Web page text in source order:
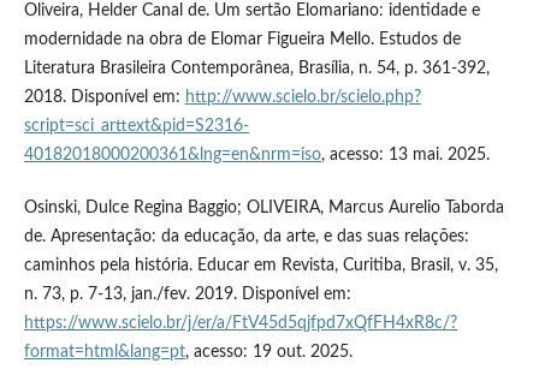
Oliveira, Helder Canal de. Um sertão Elomariano: identidade e
modernidade na obra de Elomar Figueira Mello. Estudos de
Literatura Brasileira Contemporânea, Brasília, n. 54, p. 361-392,
2018. Disponível em: http://www.scielo.br/scielo.php?
script=sci_arttext&pid=S2316-
40182018000200361&lng=en&nrm=iso, acesso: 13 mai. 2025.
Osinski, Dulce Regina Baggio; OLIVEIRA, Marcus Aurelio Taborda
de. Apresentação: da educação, da arte, e das suas relações:
caminhos pela história. Educar em Revista, Curitiba, Brasil, v. 35,
n. 73, p. 7-13, jan./fev. 2019. Disponível em:
https://www.scielo.br/j/er/a/FtV45d5qjfpd7xQfFH4xR8c/?
format=html&lang=pt, acesso: 19 out. 2025.